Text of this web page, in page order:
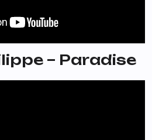
– Paradise